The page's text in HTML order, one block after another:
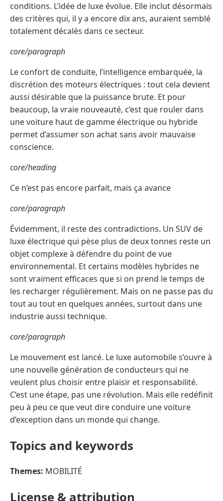
conditions. L’idée de luxe évolue. Elle inclut désormais
des critères qui, il y a encore dix ans, auraient semblé
totalement décalés dans ce secteur.
core/paragraph
Le confort de conduite, l’intelligence embarquée, la
discrétion des moteurs électriques : tout cela devient
aussi désirable que la puissance brute. Et pour
beaucoup, la vraie nouveauté, c’est que rouler dans
une voiture haut de gamme électrique ou hybride
permet d’assumer son achat sans avoir mauvaise
conscience.
core/heading
Ce n’est pas encore parfait, mais ça avance
core/paragraph
Évidemment, il reste des contradictions. Un SUV de
luxe électrique qui pèse plus de deux tonnes reste un
objet complexe à défendre du point de vue
environnemental. Et certains modèles hybrides ne
sont vraiment efficaces que si on prend le temps de
les recharger régulièrement. Mais on ne passe pas du
tout au tout en quelques années, surtout dans une
industrie aussi technique.
core/paragraph
Le mouvement est lancé. Le luxe automobile s’ouvre à
une nouvelle génération de conducteurs qui ne
veulent plus choisir entre plaisir et responsabilité.
C’est une étape, pas une révolution. Mais elle redéfinit
peu à peu ce que veut dire conduire une voiture
d’exception dans un monde qui change.
Topics and keywords
Themes: MOBILITÉ
License & attribution